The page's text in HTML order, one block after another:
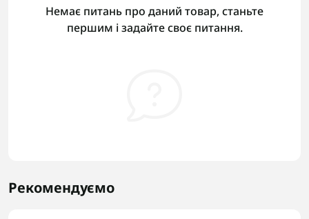
Немає питань про даний товар, станьте
першим і задайте своє питання.
Рекомендуємо